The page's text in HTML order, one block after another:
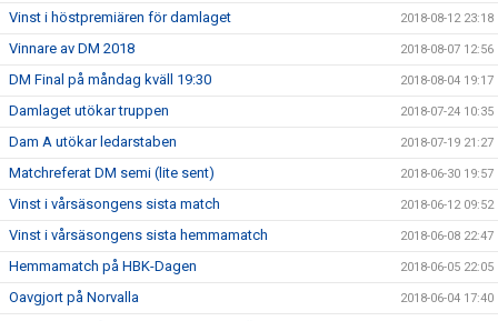
Vinst i höstpremiären för damlaget 2018-08-12 23:18
Vinnare av DM 2018 2018-08-07 12:56
DM Final på måndag kväll 19:30 2018-08-04 19:17
Damlaget utökar truppen 2018-07-24 10:35
Dam A utökar ledarstaben 2018-07-19 21:27
Matchreferat DM semi (lite sent) 2018-06-30 19:57
Vinst i vårsäsongens sista match 2018-06-12 09:52
Vinst i vårsäsongens sista hemmamatch 2018-06-08 22:47
Hemmamatch på HBK-Dagen 2018-06-05 22:05
Oavgjort på Norvalla 2018-06-04 17:40